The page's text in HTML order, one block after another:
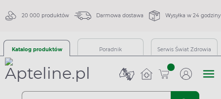
20 000 produktów Darmowa dostawa Wysyłka w 24 godziny
Katalog produktów Poradnik Serwis Świat Zdrowia
sztuk